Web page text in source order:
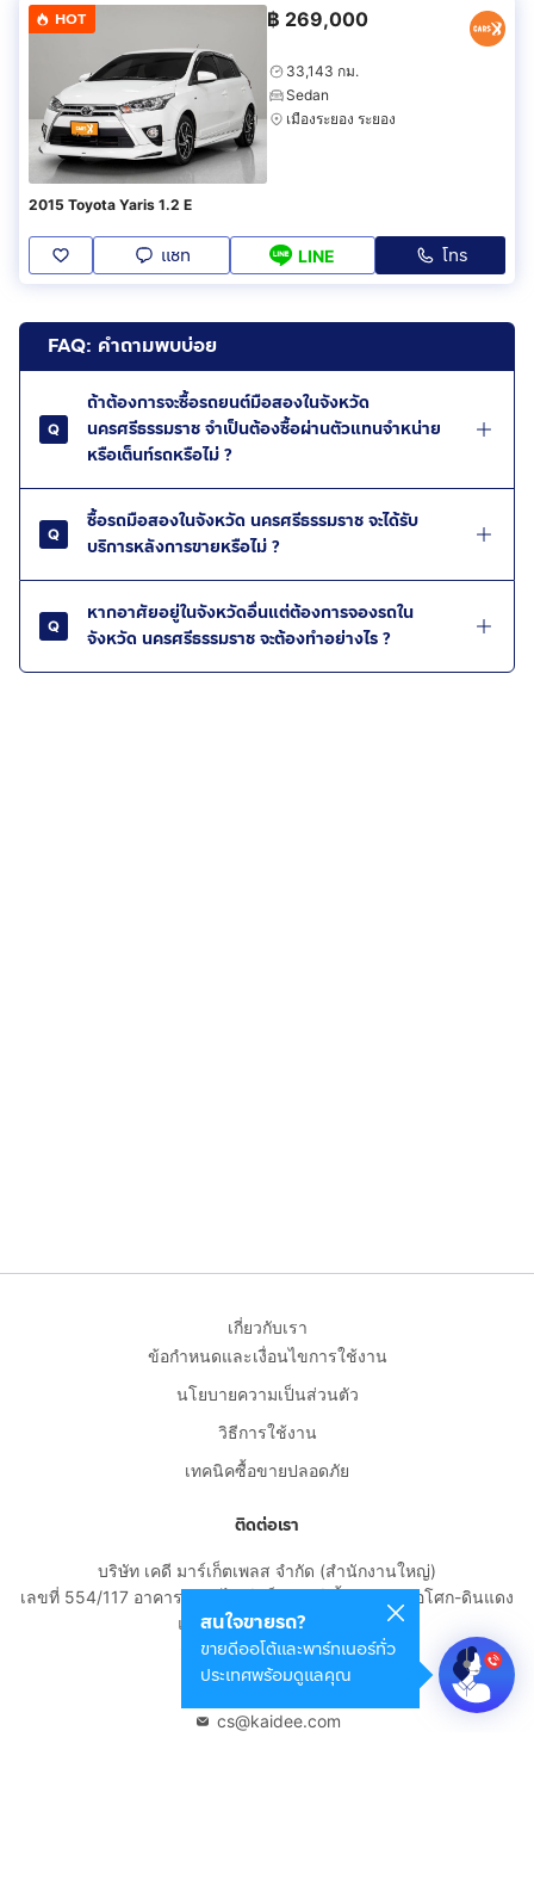
HOT ฿ 269,000
33,143 กม.
Sedan
เมืองระยอง ระยอง
2015 Toyota Yaris 1.2 E
แชท LINE โทร
FAQ: คำถามพบบ่อย
ถ้าต้องการจะซื้อรถยนต์มือสองในจังหวัด
นครศรีธรรมราช จำเป็นต้องซื้อผ่านตัวแทนจำหน่าย
หรือเต็นท์รถหรือไม่ ?
ซื้อรถมือสองในจังหวัด นครศรีธรรมราช จะได้รับ
บริการหลังการขายหรือไม่ ?
หากอาศัยอยู่ในจังหวัดอื่นแต่ต้องการจองรถใน
จังหวัด นครศรีธรรมราช จะต้องทำอย่างไร ?
สนใจขายรถ?
ขายดีออโต้และพาร์ทเนอร์ทั่ว
ประเทศพร้อมดูแลคุณ
เกี่ยวกับเรา
ข้อกำหนดและเงื่อนไขการใช้งาน
นโยบายความเป็นส่วนตัว
วิธีการใช้งาน
เทคนิคซื้อขายปลอดภัย
ติดต่อเรา
บริษัท เคดี มาร์เก็ตเพลส จำกัด (สำนักงานใหญ่)
เลขที่ 554/117 อาคารสกายไนน์ เซ็นเตอร์ ชั้น 22 ถนนอโศก-ดินแดง
แขวงดินแดง เขตดินแดง
กรุงเทพมหานคร 10400
cs@kaidee.com